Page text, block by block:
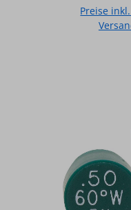
Preise